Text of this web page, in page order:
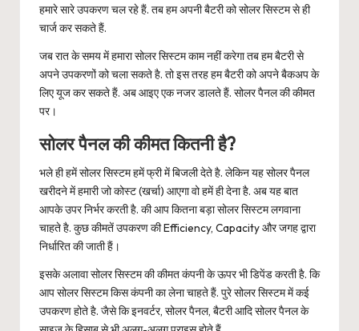
हमारे सारे उपकरण चल रहे हैं. तब हम अपनी बैटरी को सोलर सिस्टम से ही
चार्ज कर सकते हैं.
जब रात के समय में हमारा सोलर सिस्टम काम नहीं करेगा तब हम बैटरी से
अपने उपकरणों को चला सकते है. तो इस तरह हम बैटरी को अपने बैकअप के
लिए यूज कर सकते हैं. अब आइए एक नजर डालते हैं. सोलर पैनल की कीमत
पर।
सोलर पैनल की कीमत कितनी है?
भले ही हमें सोलर सिस्टम हमें फ्री में बिजली देते है. लेकिन यह सोलर पैनल
खरीदने में हमारी जो कोस्ट (खर्चा) आएगा वो हमें ही देना है. अब यह बात
आपके उपर निर्भर करती है. की आप कितना बड़ा सोलर सिस्टम लगवाना
चाहते है. कुछ कीमतें उपकरण की Efficiency, Capacity और जगह द्वारा
निर्धारित की जाती हैं।
इसके अलावा सोलर सिस्टम की कीमत कंपनी के ऊपर भी डिपेंड करती है. कि
आप सोलर सिस्टम किस कंपनी का लेना चाहते हैं. पुरे सोलर सिस्टम में कई
उपकरण होते है. जैसे कि इनवर्टर, सोलर पैनल, बैटरी आदि सोलर पैनल के